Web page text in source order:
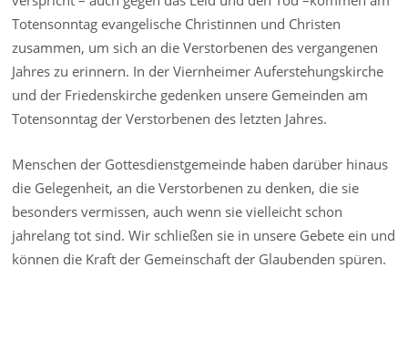
Totensonntag evangelische Christinnen und Christen
zusammen, um sich an die Verstorbenen des vergangenen
Jahres zu erinnern. In der Viernheimer Auferstehungskirche
und der Friedenskirche gedenken unsere Gemeinden am
Totensonntag der Verstorbenen des letzten Jahres.
Menschen der Gottesdienstgemeinde haben darüber hinaus
die Gelegenheit, an die Verstorbenen zu denken, die sie
besonders vermissen, auch wenn sie vielleicht schon
jahrelang tot sind. Wir schließen sie in unsere Gebete ein und
können die Kraft der Gemeinschaft der Glaubenden spüren.